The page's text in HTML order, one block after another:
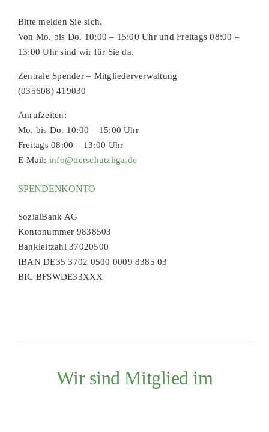
Bitte melden Sie sich.
Von Mo. bis Do. 10:00 – 15:00 Uhr und Freitags 08:00 –
13:00 Uhr sind wir für Sie da.
Zentrale Spender – Mitgliederverwaltung
(035608) 419030
Anrufzeiten:
Mo. bis Do. 10:00 – 15:00 Uhr
Freitags 08:00 – 13:00 Uhr
E-Mail: info@tierschutzliga.de
SPENDENKONTO
SozialBank AG
Kontonummer 9838503
Bankleitzahl 37020500
IBAN DE35 3702 0500 0009 8385 03
BIC BFSWDE33XXX
Wir sind Mitglied im